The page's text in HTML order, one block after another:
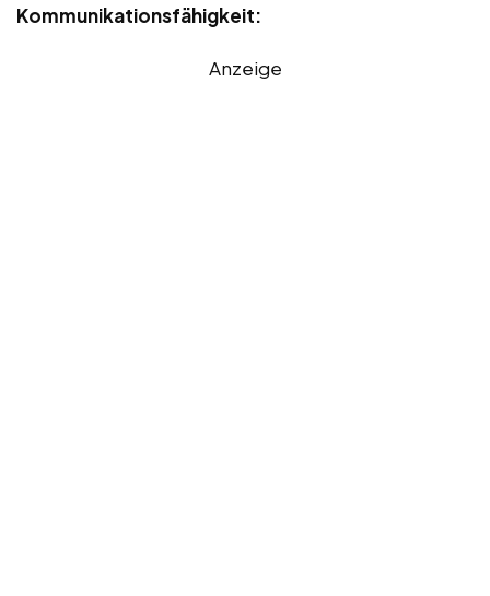
Kommunikationsfähigkeit:
Anzeige